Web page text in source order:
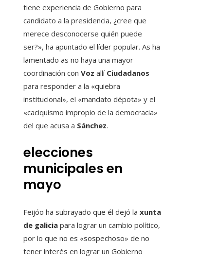
tiene experiencia de Gobierno para
candidato a la presidencia, ¿cree que
merece desconocerse quién puede
ser?», ha apuntado el líder popular. As ha
lamentado as no haya una mayor
coordinación con Voz allí Ciudadanos
para responder a la «quiebra
institucional», el «mandato dépota» y el
«caciquismo impropio de la democracia»
del que acusa a Sánchez.
elecciones
municipales en
mayo
Feijóo ha subrayado que él dejó la xunta
de galicia para lograr un cambio político,
por lo que no es «sospechoso» de no
tener interés en lograr un Gobierno